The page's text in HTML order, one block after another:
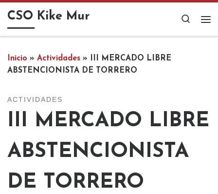
Saltar al contenido
CSO Kike Mur
Search
Inicio » Actividades »
III MERCADO LIBRE
ABSTENCIONISTA DE TORRERO
ACTIVIDADES
III MERCADO LIBRE
ABSTENCIONISTA
DE TORRERO